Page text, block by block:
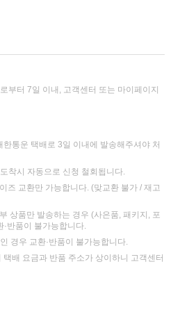
부터 7일 이내, 고객센터 또는 마이페이지
통운 택배로 3일 이내에 발송해주셔야 처
착시 자동으로 신청 철회됩니다.
즈 교환만 가능합니다. (맞교환 불가 / 재고
상품만 발송하는 경우 (사은품, 패키지, 포
반품이 불가능합니다.
경우 교환·반품이 불가능합니다.
배 요금과 반품 주소가 상이하니 고객센터